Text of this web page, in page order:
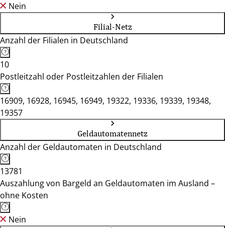
Nein
Filial-Netz
Anzahl der Filialen in Deutschland
10
Postleitzahl oder Postleitzahlen der Filialen
16909, 16928, 16945, 16949, 19322, 19336, 19339, 19348,
19357
Geldautomatennetz
Anzahl der Geldautomaten in Deutschland
13781
Auszahlung von Bargeld an Geldautomaten im Ausland –
ohne Kosten
Nein